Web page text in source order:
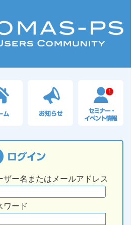
1
ザー名またはメールアドレス
ワード